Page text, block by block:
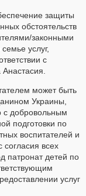
защиты
обстоятельств
законными
услуг,
с
может быть
Украины,
с добровольным
подготовки по
воспитателей и
всех
патронат детей по
услуг